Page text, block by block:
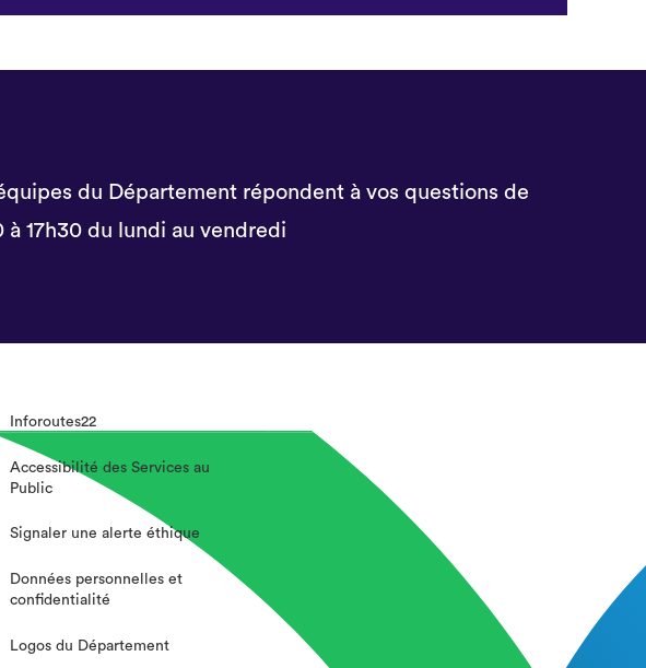
du Département répondent à vos questions de
à 17h30 du lundi au vendredi
Inforoutes22
Accessibilité des Services au
Public
Signaler une alerte éthique
Données personnelles et
confidentialité
Logos du Département